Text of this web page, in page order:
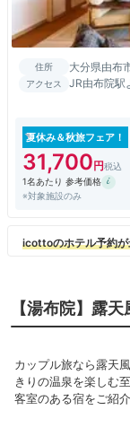
住所 大分県由布
アクセス JR由布院駅
夏休み＆秋旅フェア！
31,700
1名あたり 参考価格
※対象施設のみ
【湯布院】露
カップル旅なら露天
きりの温泉を楽しむ
客室のある宿をご紹介